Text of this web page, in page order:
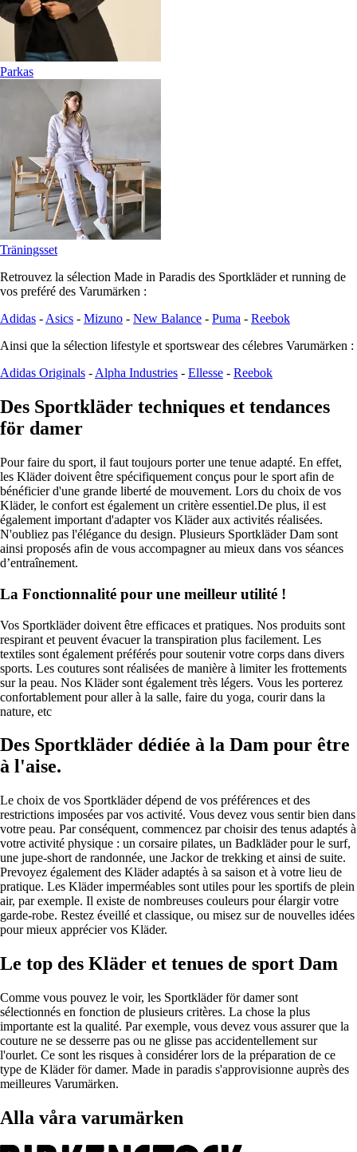
Parkas
Träningsset
Retrouvez la sélection Made in Paradis des Sportkläder et running de
vos preféré des Varumärken :
Adidas - Asics - Mizuno - New Balance - Puma - Reebok
Ainsi que la sélection lifestyle et sportswear des célebres Varumärken :
Adidas Originals - Alpha Industries - Ellesse - Reebok
Des Sportkläder techniques et tendances
för damer
Pour faire du sport, il faut toujours porter une tenue adapté. En effet,
les Kläder doivent être spécifiquement conçus pour le sport afin de
bénéficier d'une grande liberté de mouvement. Lors du choix de vos
Kläder, le confort est également un critère essentiel.De plus, il est
également important d'adapter vos Kläder aux activités réalisées.
N'oubliez pas l'élégance du design. Plusieurs Sportkläder Dam sont
ainsi proposés afin de vous accompagner au mieux dans vos séances
d’entraînement.
La Fonctionnalité pour une meilleur utilité !
Vos Sportkläder doivent être efficaces et pratiques. Nos produits sont
respirant et peuvent évacuer la transpiration plus facilement. Les
textiles sont également préférés pour soutenir votre corps dans divers
sports. Les coutures sont réalisées de manière à limiter les frottements
sur la peau. Nos Kläder sont également très légers. Vous les porterez
confortablement pour aller à la salle, faire du yoga, courir dans la
nature, etc
Des Sportkläder dédiée à la Dam pour être
à l'aise.
Le choix de vos Sportkläder dépend de vos préférences et des
restrictions imposées par vos activité. Vous devez vous sentir bien dans
votre peau. Par conséquent, commencez par choisir des tenus adaptés à
votre activité physique : un corsaire pilates, un Badkläder pour le surf,
une jupe-short de randonnée, une Jackor de trekking et ainsi de suite.
Prevoyez également des Kläder adaptés à sa saison et à votre lieu de
pratique. Les Kläder imperméables sont utiles pour les sportifs de plein
air, par exemple. Il existe de nombreuses couleurs pour élargir votre
garde-robe. Restez éveillé et classique, ou misez sur de nouvelles idées
pour mieux apprécier vos Kläder.
Le top des Kläder et tenues de sport Dam
Comme vous pouvez le voir, les Sportkläder för damer sont
sélectionnés en fonction de plusieurs critères. La chose la plus
importante est la qualité. Par exemple, vous devez vous assurer que la
couture ne se desserre pas ou ne glisse pas accidentellement sur
l'ourlet. Ce sont les risques à considérer lors de la préparation de ce
type de Kläder för damer. Made in paradis s'approvisionne auprès des
meilleures Varumärken.
Alla våra varumärken